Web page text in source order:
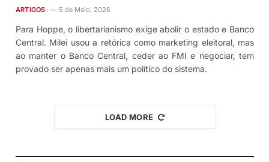
ARTIGOS 5 de Maio, 2026
Para Hoppe, o libertarianismo exige abolir o estado e Banco
Central. Milei usou a retórica como marketing eleitoral, mas
ao manter o Banco Central, ceder ao FMI e negociar, tem
provado ser apenas mais um político do sistema.
LOAD MORE